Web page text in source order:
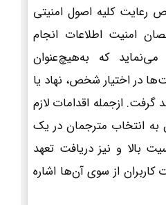
رعایت کلیه اصول امنیتی
امنیت اطلاعات انجام
که به‌هیچ‌عنوان
در اختیار شخص، نهاد یا
ازجمله اقدامات لازم
انتخاب مترجمان در یک
بالا و نیز دریافت تعهد
از سوی آن‌ها اشاره